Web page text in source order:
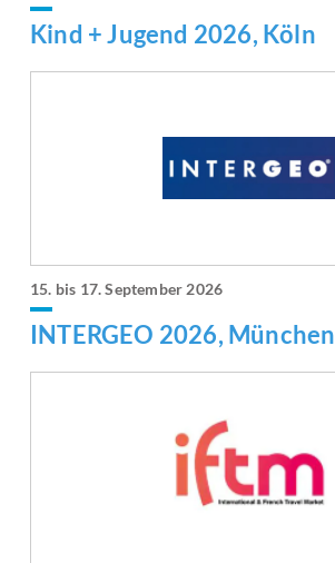
Kind + Jugend 2026, Köln
15. bis 17. September 2026
INTERGEO 2026, München